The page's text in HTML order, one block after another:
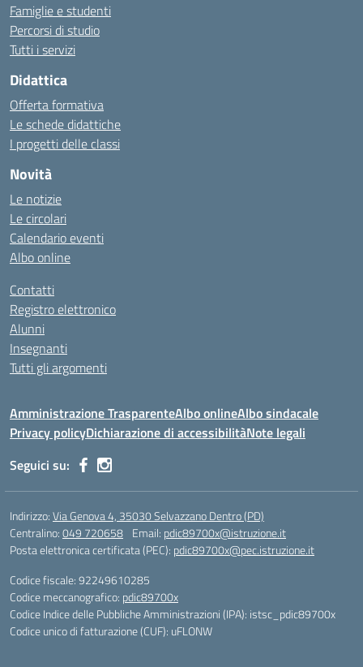
Famiglie e studenti
Percorsi di studio
Tutti i servizi
Didattica
Offerta formativa
Le schede didattiche
I progetti delle classi
Novità
Le notizie
Le circolari
Calendario eventi
Albo online
Contatti
Registro elettronico
Alunni
Insegnanti
Tutti gli argomenti
Amministrazione TrasparenteAlbo onlineAlbo sindacale
Privacy policyDichiarazione di accessibilitàNote legali
Seguici su:
Indirizzo:Via Genova 4, 35030 Selvazzano Dentro (PD)
Centralino:049 720658 Email: pdic89700x@istruzione.it
Posta elettronica certificata (PEC): pdic89700x@pec.istruzione.it
Codice fiscale: 92249610285
Codice meccanografico: pdic89700x
Codice Indice delle Pubbliche Amministrazioni (IPA): istsc_pdic89700x
Codice unico di fatturazione (CUF): uFLONW